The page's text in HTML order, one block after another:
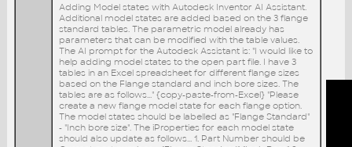
Adding Model states with Autodesk Inventor AI Assistant.
Additional model states are added based on the 3 flange
standard tables. The parametric model already has
parameters that can be modified with the table values.
The AI prompt for the Autodesk Assistant is: "I would like to
help adding model states to the open part file. I have 3
tables in an Excel spreadsheet for different flange sizes
based on the Flange standard and inch bore sizes. The
tables are as follows..." {copy-paste-from-Excel} "Please
create a new flange model state for each flange option.
The model states should be labelled as "Flange Standard"
- "Inch bore size". The iProperties for each model state
should also update as follows... 1. Part Number should be